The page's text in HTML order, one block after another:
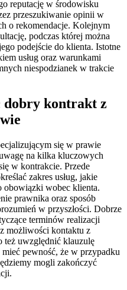
reputację w środowisku
przeszukiwanie opinii w
o rekomendacje. Kolejnym
podczas której można
podejście do klienta. Istotne
usług oraz warunkami
niespodzianek w trakcie
dobry kontrakt z
się w prawie
na kilka kluczowych
w kontrakcie. Przede
zakres usług, jakie
obowiązki wobec klienta.
prawnika oraz sposób
w przyszłości. Dobrze
terminów realizacji
możliwości kontaktu z
też uwzględnić klauzulę
pewność, że w przypadku
mogli zakończyć